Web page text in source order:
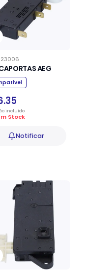
AEG
incluído
Stock
Notificar